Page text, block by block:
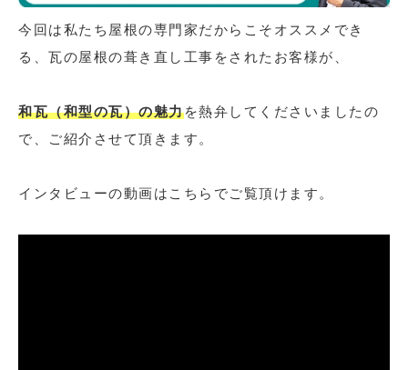
今回は私たち屋根の専門家だからこそオススメでき
る、瓦の屋根の葺き直し工事をされたお客様が、
和瓦（和型の瓦）の魅力を熱弁してくださいましたの
で、ご紹介させて頂きます。
インタビューの動画はこちらでご覧頂けます。